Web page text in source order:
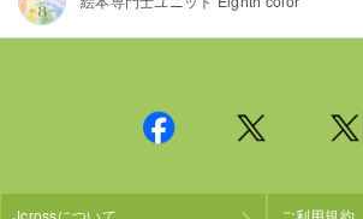
Jcrossについて ご利用規約